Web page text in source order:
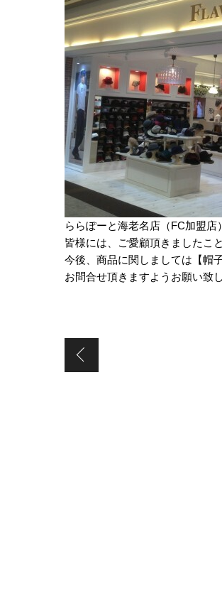
ららぽーと海老名店（FC加盟店
皆様には、ご愛顧頂きましたこ
今後、商品に関しましては【帽
お問合せ頂きますようお願い致し
【Flava Sunglass カーニバ